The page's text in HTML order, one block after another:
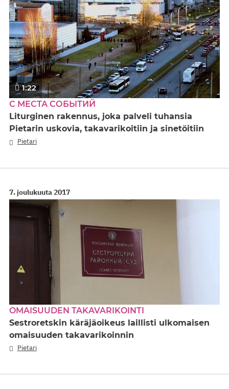
1:22
С МЕСТА СОБЫТИЙ
Liturginen rakennus, joka palveli tuhansia
Pietarin uskovia, takavarikoitiin ja sinetöitiin
Pietari
7. joulukuuta 2017
OMAISUUDEN TAKAVARIKOINTI
Sestroretskin käräjäoikeus laillisti ulkomaisen
omaisuuden takavarikoinnin
Pietari